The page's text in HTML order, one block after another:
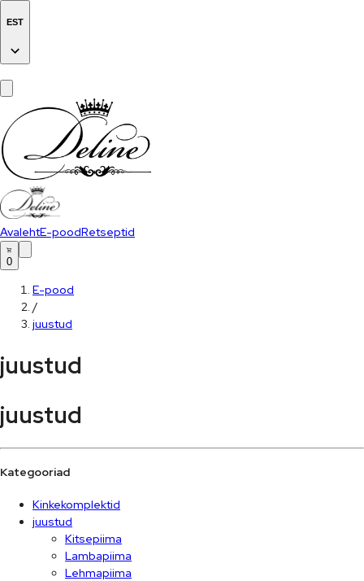
EST
AvalehtE-poodRetseptid
0
E-pood
/
juustud
juustud
juustud
Kategooriad
Kinkekomplektid
juustud
Kitsepiima
Lambapiima
Lehmapiima